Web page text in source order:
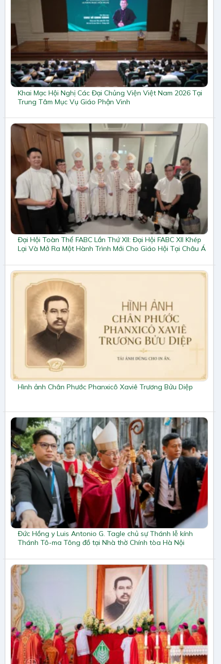
Khai Mạc Hội Nghị Các Đại Chủng Viện Việt Nam 2026 Tại
Trung Tâm Mục Vụ Giáo Phận Vinh
Đại Hội Toàn Thể FABC Lần Thứ XII: Đại Hội FABC XII Khép
Lại Và Mở Ra Một Hành Trình Mới Cho Giáo Hội Tại Châu Á
Hình ảnh Chân Phước Phanxicô Xaviê Trương Bửu Diệp
Đức Hồng y Luis Antonio G. Tagle chủ sự Thánh lễ kính
Thánh Tô-ma Tông đồ tại Nhà thờ Chính tòa Hà Nội